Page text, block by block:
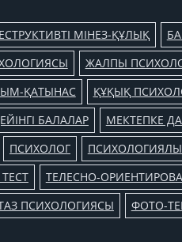
МІНЕЗ-ҚҰЛЫҚ
ЖАЛПЫ
ҚАТЫНАС ҚҰҚЫҚ
БАЛАЛАР МЕКТЕПКЕ
ПСИХОЛОГ
ТЕСТ ТЕЛЕСНО-
ПСИХОЛОГИЯСЫ ФОТО-